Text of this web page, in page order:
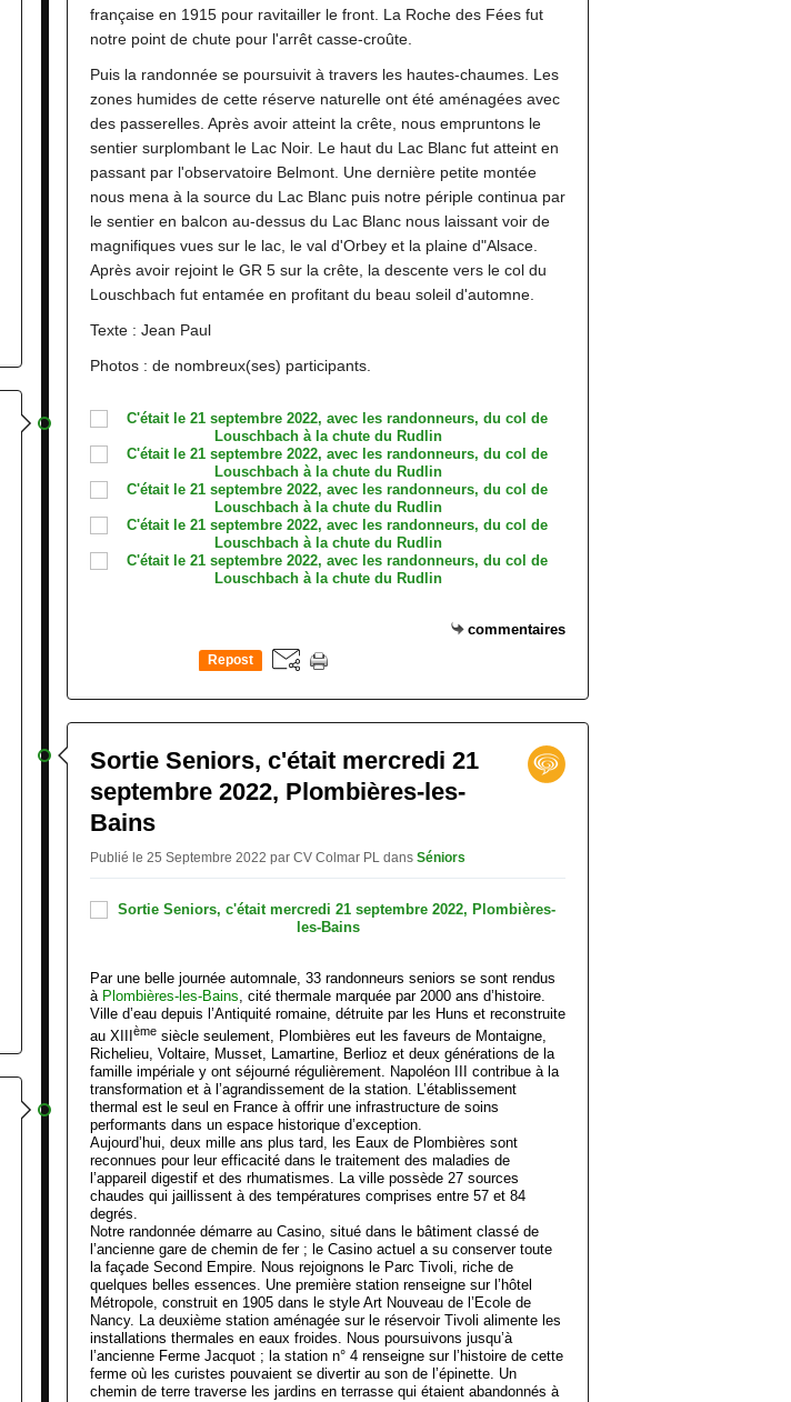
française en 1915 pour ravitailler le front. La Roche des Fées fut
notre point de chute pour l'arrêt casse-croûte.
Puis la randonnée se poursuivit à travers les hautes-chaumes. Les
zones humides de cette réserve naturelle ont été aménagées avec
des passerelles. Après avoir atteint la crête, nous empruntons le
sentier surplombant le Lac Noir. Le haut du Lac Blanc fut atteint en
passant par l'observatoire Belmont. Une dernière petite montée
nous mena à la source du Lac Blanc puis notre périple continua par
le sentier en balcon au-dessus du Lac Blanc nous laissant voir de
magnifiques vues sur le lac, le val d'Orbey et la plaine d"Alsace.
Après avoir rejoint le GR 5 sur la crête, la descente vers le col du
Louschbach fut entamée en profitant du beau soleil d'automne.
Texte : Jean Paul
Photos : de nombreux(ses) participants.
commentaires
Repost
Sortie Seniors, c'était mercredi 21
septembre 2022, Plombières-les-
Bains
Publié le 25 Septembre 2022 par CV Colmar PL dans Séniors
Par une belle journée automnale, 33 randonneurs seniors se sont rendus
à Plombières-les-Bains, cité thermale marquée par 2000 ans d’histoire.
Ville d’eau depuis l’Antiquité romaine, détruite par les Huns et reconstruite
au XIII
ème siècle seulement, Plombières eut les faveurs de Montaigne,
Richelieu, Voltaire, Musset, Lamartine, Berlioz et deux générations de la
famille impériale y ont séjourné régulièrement. Napoléon III contribue à la
transformation et à l’agrandissement de la station. L’établissement
thermal est le seul en France à offrir une infrastructure de soins
performants dans un espace historique d’exception.
Aujourd’hui, deux mille ans plus tard, les Eaux de Plombières sont
reconnues pour leur efficacité dans le traitement des maladies de
l’appareil digestif et des rhumatismes. La ville possède 27 sources
chaudes qui jaillissent à des températures comprises entre 57 et 84
degrés.
Notre randonnée démarre au Casino, situé dans le bâtiment classé de
l’ancienne gare de chemin de fer ; le Casino actuel a su conserver toute
la façade Second Empire. Nous rejoignons le Parc Tivoli, riche de
quelques belles essences. Une première station renseigne sur l’hôtel
Métropole, construit en 1905 dans le style Art Nouveau de l’Ecole de
Nancy. La deuxième station aménagée sur le réservoir Tivoli alimente les
installations thermales en eaux froides. Nous poursuivons jusqu’à
l’ancienne Ferme Jacquot ; la station n° 4 renseigne sur l’histoire de cette
ferme où les curistes pouvaient se divertir au son de l’épinette. Un
chemin de terre traverse les jardins en terrasse qui étaient abandonnés à